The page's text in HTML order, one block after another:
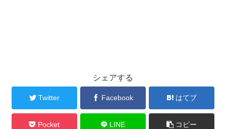
シェアする
Twitter Facebook はてブ
Pocket LINE コピー